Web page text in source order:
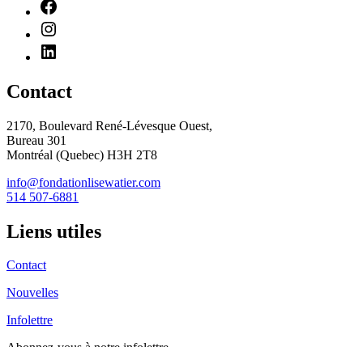
Contact
2170, Boulevard René-Lévesque Ouest,
Bureau 301
Montréal (Quebec) H3H 2T8
info@fondationlisewatier.com
514 507-6881
Liens utiles
Contact
Nouvelles
Infolettre